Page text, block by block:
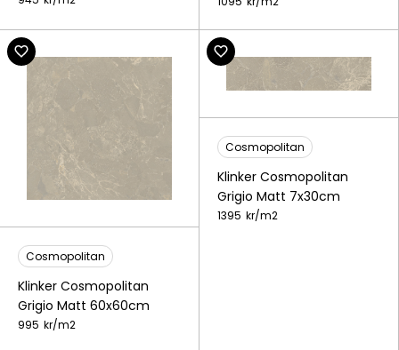
Cosmopolitan
Klinker Cosmopolitan
Grigio Matt 60x60cm
995 kr/m2
Cosmopolitan
Klinker Cosmopolitan
Grigio Matt 7x30cm
1395 kr/m2